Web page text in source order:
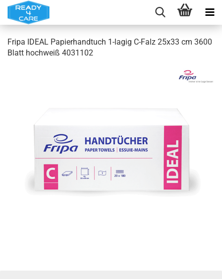
Fripa IDEAL Papierhandtuch 1-lagig C-Falz 25x33 cm 3600
Blatt hochweiß 4031102